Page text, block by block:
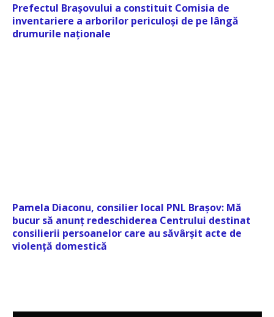
Prefectul Brașovului a constituit Comisia de
inventariere a arborilor periculoși de pe lângă
drumurile naționale
Pamela Diaconu, consilier local PNL Brașov: Mă
bucur să anunț redeschiderea Centrului destinat
consilierii persoanelor care au săvârșit acte de
violență domestică